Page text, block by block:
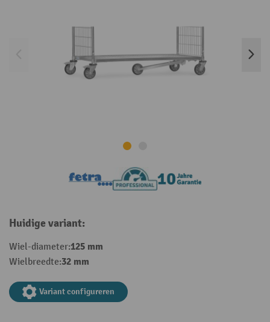
Huidige variant:
Wiel-diameter:125 mm
Wielbreedte:32 mm
Variant configureren